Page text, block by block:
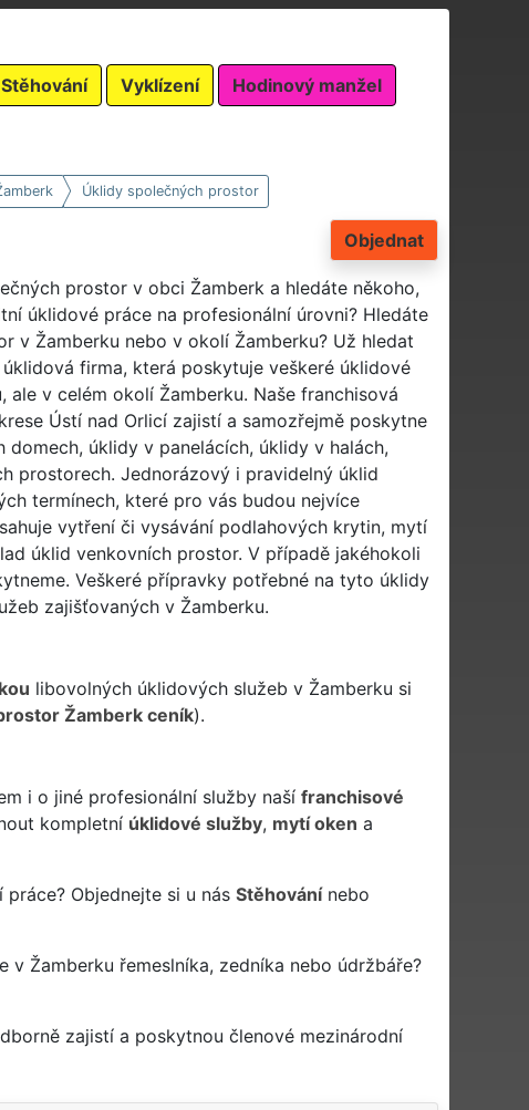
Stěhování Vyklízení Hodinový manžel
Úklidy společných prostor
Objednat
prostor v obci Žamberk a hledáte někoho,
úklidové práce na profesionální úrovni? Hledáte
v Žamberku nebo v okolí Žamberku? Už hledat
firma, která poskytuje veškeré úklidové
v celém okolí Žamberku. Naše franchisová
Ústí nad Orlicí zajistí a samozřejmě poskytne
úklidy v panelácích, úklidy v halách,
prostorech. Jednorázový i pravidelný úklid
termínech, které pro vás budou nejvíce
vytření či vysávání podlahových krytin, mytí
úklid venkovních prostor. V případě jakéhokoli
Veškeré přípravky potřebné na tyto úklidy
zajišťovaných v Žamberku.
libovolných úklidových služeb v Žamberku si
Žamberk ceník).
i o jiné profesionální služby naší franchisové
kompletní úklidové služby, mytí oken a
Objednejte si u nás Stěhovánínebo
Žamberku řemeslníka, zedníka nebo údržbáře?
zajistí a poskytnou členové mezinárodní